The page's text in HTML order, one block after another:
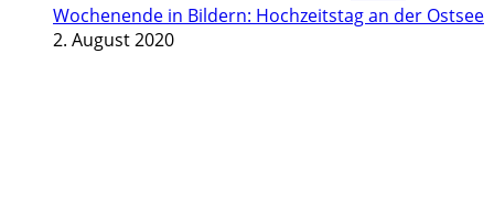
Wochenende in Bildern: Hochzeitstag an der Ostsee
2. August 2020